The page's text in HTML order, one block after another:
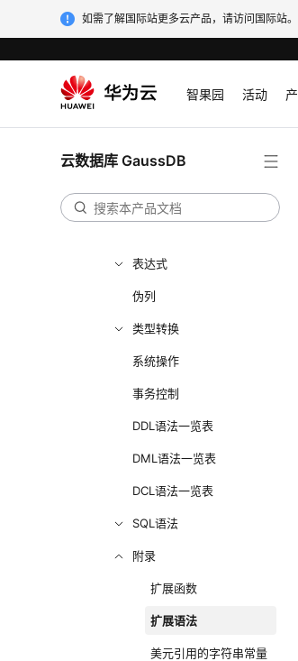
如需了解国际站更多云产品，请访问国际站。
智果园 活动
云数据库 GaussDB
SQL调优指南
SQL
数据类型
常量与宏
表达式
伪列
类型转换
系统操作
事务控制
DDL语法一览表
DML语法一览表
DCL语法一览表
SQL语法
附录
扩展函数
扩展语法
美元引用的字符串常量